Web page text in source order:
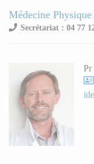
Médecine
Secrétariat : 04 77
Pr